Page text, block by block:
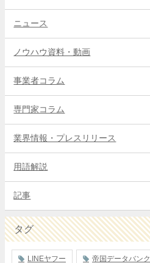
ニュース
ノウハウ資料・動画
事業者コラム
専門家コラム
業界情報・プレスリリース
用語解説
記事
タグ
LINEヤフー 帝国データバンク